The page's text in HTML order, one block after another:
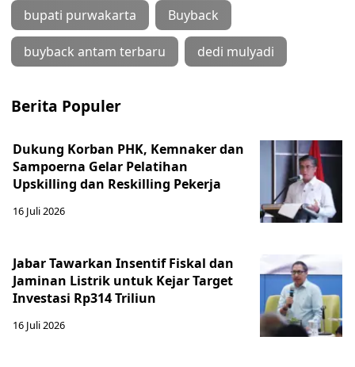
bupati purwakarta Buyback
buyback antam terbaru dedi mulyadi
Berita Populer
Dukung Korban PHK, Kemnaker dan
Sampoerna Gelar Pelatihan
Upskilling dan Reskilling Pekerja
16 Juli 2026
Jabar Tawarkan Insentif Fiskal dan
Jaminan Listrik untuk Kejar Target
Investasi Rp314 Triliun
16 Juli 2026